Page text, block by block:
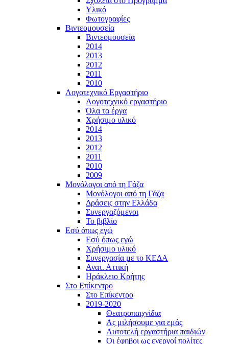
Υλικό
Φωτογραφίες
Βιντεομουσεία
Βιντεομουσεία
2014
2013
2012
2011
2010
Λογοτεχνικό Εργαστήριο
Λογοτεχνικό εργαστήριο
Όλα τα έργα
Χρήσιμο υλικό
2014
2013
2012
2011
2010
2009
Μονόλογοι από τη Γάζα
Μονόλογοι από τη Γάζα
Δράσεις στην Ελλάδα
Συνεργαζόμενοι
To βιβλίο
Εσύ όπως εγώ
Εσύ όπως εγώ
Χρήσιμο υλικό
Συνεργασία με το ΚΕΔΑ
Ανατ. Αττική
Ηράκλειο Κρήτης
Στο Επίκεντρο
Στο Επίκεντρο
2019-2020
Θεατροπαιχνίδια
Ας μιλήσουμε για εμάς
Αυτοτελή εργαστήρια παιδιών
Οι έφηβοι ως ενεργοί πολίτες